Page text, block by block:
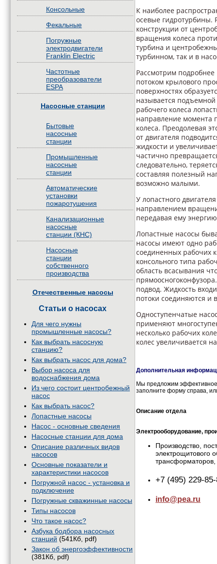
Консольные
Фекальные
Погружные
электродвигатели
Franklin Electric
Частотные
преобразователи
ESPA
Насосные станции
Бытовые
насосные
станции
Промышленные
насосные
станции
Автоматические
установки
пожаротушения
Канализационные
насосные
станции (КНС)
Насосные
станции
собственного
производства
Отечественные насосы
Статьи о насосах
Для чего нужны
промышленные насосы?
Как выбрать насосную
станцию?
Как выбрать насос для дома?
Выбор насоса для
водоснабжения дома
Из чего состоит центробежный
насос
Как выбрать насос?
Лопастные насосы
Насос - основные сведения
Насосные станции для дома
Описание различных видов
насосов
Основные показатели и
характеристики насосов
Погружной насос - установка и
подключение
Погружные скважинные насосы
Типы насосов
Что такое насос?
Азбука бодбора насосных
станций (541Кб, pdf)
Закон об энергоэффективности
(381Кб, pdf)
К наиболее
осевые гидротурбины.
конструкции от
вращения колеса
турбина и
турбинном, так и в
Рассмотрим
потоком крылового
поверхностях
называется
рабочего колеса
направление момента
колеса. Преодолевая
от двигателя
жидкости и
частично
следовательно,
составляя полезный
возможно малыми.
У лопастного
направлением
передавая ему
Лопастные насосы
насосы имеют одно
соединенных рабочих
консольного типа
область всасывания
подвод. Жидкость
потоки соединяются и
Одноступенчатые
применяют
несколько рабочих
колес увеличивается
Дополнительная
Мы предложим эффективное
заполните форму справа,
Описание отдела
Электрооборудование,
Производство,
электрощитового
трансформаторов,
+7 (495) 229-
info@pea.ru